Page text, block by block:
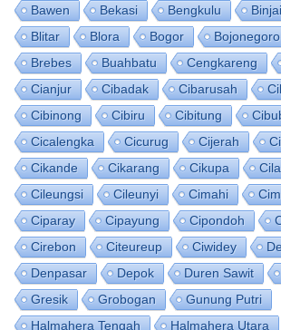
Bawen
Bekasi Bengkulu Binjai
Blitar
Blora Bogor Bojonegoro
Brebes
Buahbatu Cengkareng
Cianjur
Cibadak Cibarusah
Cibinong
Cibiru Cibitung
Cicalengka
Cicurug Cijerah
Cikande
Cikarang Cikupa
Cileungsi
Cileunyi Cimahi
Ciparay
Cipayung Cipondoh
Cirebon
Citeureup Ciwidey
Denpasar
Depok Duren Sawit
Gresik
Grobogan
Gunung Putri
Halmahera Tengah
Halmahera Utara